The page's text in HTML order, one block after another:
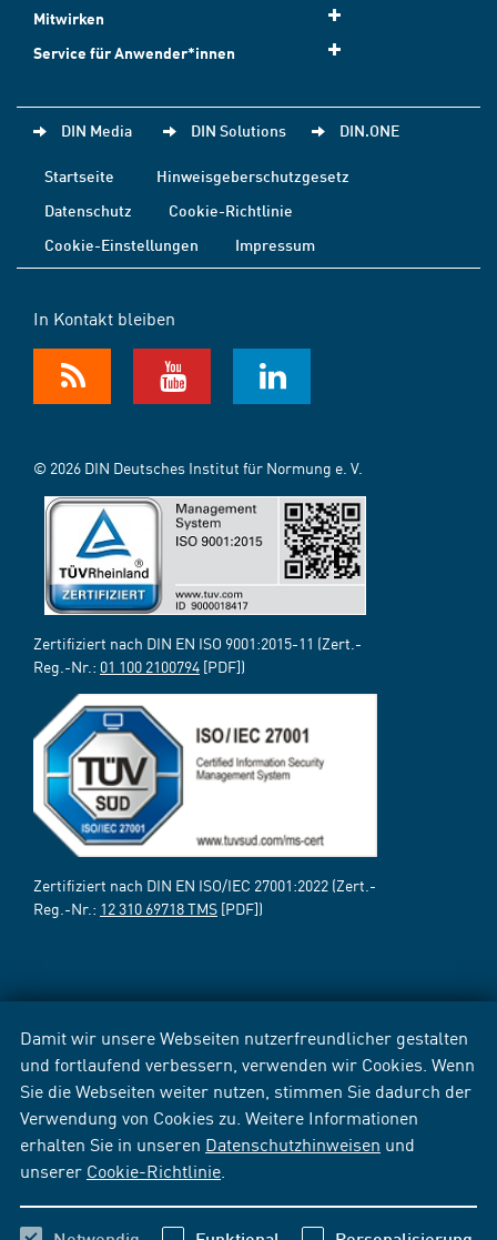
Damit wir unsere Webseiten nutzerfreundlicher gestalten
und fortlaufend verbessern, verwenden wir Cookies. Wenn
Sie die Webseiten weiter nutzen, stimmen Sie dadurch der
Verwendung von Cookies zu. Weitere Informationen
erhalten Sie in unseren Datenschutzhinweisen und
unserer Cookie-Richtlinie
Mitwirken
Service für Anwender*innen
DIN Media DIN Solutions DIN.ONE
Startseite
Hinweisgeberschutzgesetz
Datenschutz
Cookie-Richtlinie
Cookie-Einstellungen
Impressum
In Kontakt bleiben
© 2026 DIN Deutsches Institut für Normung e. V.
Zertifiziert nach DIN EN ISO 9001:2015-11 (Zert.-
Reg.-Nr.: 01 100 2100794 [PDF])
Zertifiziert nach DIN EN ISO/IEC 27001:2022 (Zert.-
Reg.-Nr.: 12 310 69718 TMS [PDF])